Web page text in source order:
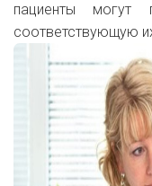
пациенты могут
соответствующую